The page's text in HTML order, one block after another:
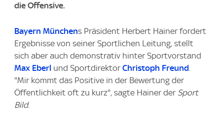
die Offensive.
Bayern Münchens Präsident Herbert Hainer fordert
Ergebnisse von seiner Sportlichen Leitung, stellt
sich aber auch demonstrativ hinter Sportvorstand
Max Eberl und Sportdirektor Christoph Freund.
"Mir kommt das Positive in der Bewertung der
Öffentlichkeit oft zu kurz", sagte Hainer der Sport
Bild.